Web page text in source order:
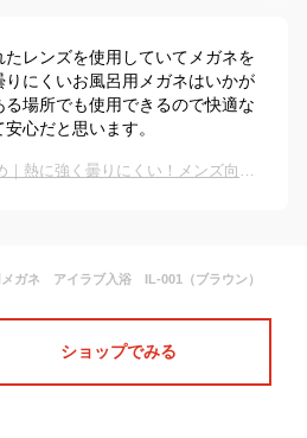
レンズを使用していてメガネを
にくいお風呂用メガネはいかが
場所でも使用できるので快適な
心だと思います。
サウナ用メガネのおすすめ｜熱に強く曇りにくい！メンズ向けのおすすめは？
メガネ アイラブ入浴 IL-001（ブラウン）
ショップでみる